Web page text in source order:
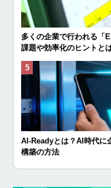
多くの企業で行われる「
課題や効率化のヒントと
AI-Readyとは？AI時代に
構築の方法